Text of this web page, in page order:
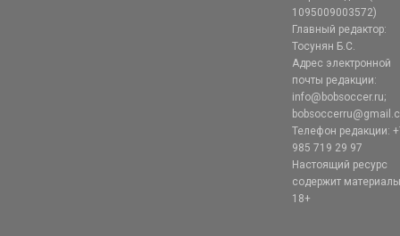
1095009003572)
Главный редактор:
Тосунян Б.С.
Адрес электронной
почты редакции:
info@bobsoccer.ru;
Телефон редакции:
985 719 29 97
Настоящий ресурс
содержит
18+